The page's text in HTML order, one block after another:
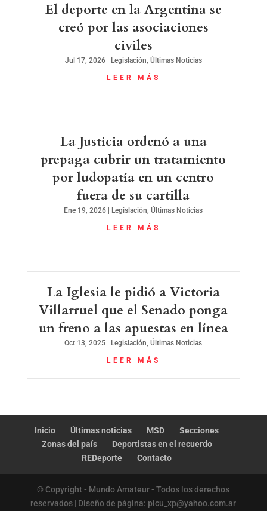
El deporte en la Argentina se
creó por las asociaciones
civiles
Jul 17, 2026| Legislación, Últimas Noticias
LEER MÁS
La Justicia ordenó a una
prepaga cubrir un tratamiento
por ludopatía en un centro
fuera de su cartilla
Ene 19, 2026 Legislación,Últimas Noticias
LEER MÁS
La Iglesia le pidió a Victoria
Villarruel que el Senado ponga
un freno a las apuestas en línea
Oct 13, 2025 | Legislación ,Últimas Noticias
LEER MÁS
Inicio Últimas noticias MSD
Secciones
Zonas del país
Deportistas en el recuerdo
REDeporte
Contacto
© Copyright - Mundo Amateur - Todos los derechos
reservados | Diseño de página: picu_xp@yahoo.com.ar